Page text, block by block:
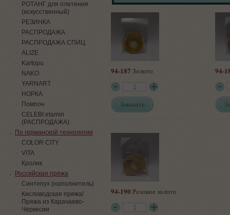
94-187 Золото
Заказать
94-
94-190 Розовое золото
РОТАНГ для плетения
(искусственный)
PЕЗИНКА
РАСПРОДАЖА
РАСПРОДАЖА СПИЦ
ALIZE
Kartopu
NAKO
YARNART
НОРКА
Помпон
СELEBI etamin
(РАСПРОДАЖА)
По германской технологии
COLOR CITY
VITA
Кролик
Российская пряжа
Синтепух (наполнитель)
Кисловодская пряжа/
Пряжа из Карачаево-
Черкесии